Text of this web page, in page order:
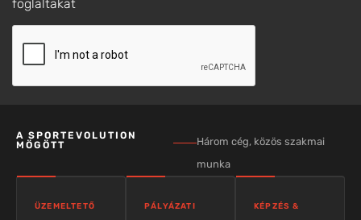
foglaltakat
A SPORTEVOLUTION
MÖGÖTT
Három cég, közös szakmai
munka
ÜZEMELTETŐ PÁLYÁZATI KÉPZÉS &